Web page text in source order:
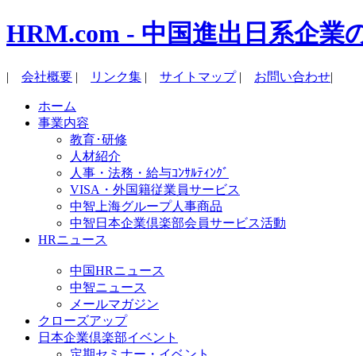
HRM.com - 中国進出日系企業
| 会社概要 | リンク集 | サイトマップ| お問い合わせ|
ホーム
事業内容
教育･研修
人材紹介
人事・法務・給与ｺﾝｻﾙﾃｨﾝｸﾞ
VISA・外国籍従業員サービス
中智上海グループ人事商品
中智日本企業倶楽部会員サービス活動
HRニュース
中国HRニュース
中智ニュース
メールマガジン
クローズアップ
日本企業倶楽部イベント